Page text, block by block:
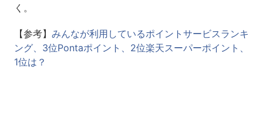
く。
【参考】 みんなが利用しているポイントサービスランキ
ング、3位Pontaポイント、2位楽天スーパーポイント、
1位は？